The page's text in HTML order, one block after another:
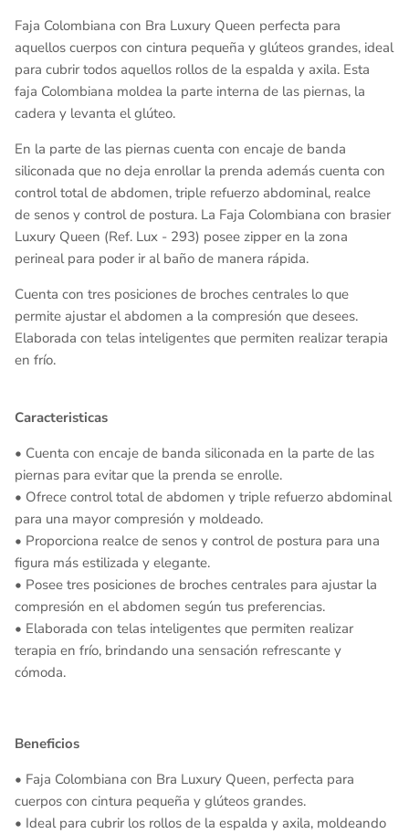
Faja Colombiana con Bra Luxury Queen perfecta para
aquellos cuerpos con cintura pequeña y glúteos grandes, ideal
para cubrir todos aquellos rollos de la espalda y axila. Esta
faja Colombiana moldea la parte interna de las piernas, la
cadera y levanta el glúteo.
En la parte de las piernas cuenta con encaje de banda
siliconada que no deja enrollar la prenda además cuenta con
control total de abdomen, triple refuerzo abdominal, realce
de senos y control de postura. La Faja Colombiana con brasier
Luxury Queen (Ref. Lux - 293) posee zipper en la zona
perineal para poder ir al baño de manera rápida.
Cuenta con tres posiciones de broches centrales lo que
permite ajustar el abdomen a la compresión que desees.
Elaborada con telas inteligentes que permiten realizar terapia
en frío.
Caracteristicas
• Cuenta con encaje de banda siliconada en la parte de las
piernas para evitar que la prenda se enrolle.
• Ofrece control total de abdomen y triple refuerzo abdominal
para una mayor compresión y moldeado.
• Proporciona realce de senos y control de postura para una
figura más estilizada y elegante.
• Posee tres posiciones de broches centrales para ajustar la
compresión en el abdomen según tus preferencias.
• Elaborada con telas inteligentes que permiten realizar
terapia en frío, brindando una sensación refrescante y
cómoda.
Beneficios
• Faja Colombiana con Bra Luxury Queen, perfecta para
cuerpos con cintura pequeña y glúteos grandes.
• Ideal para cubrir los rollos de la espalda y axila, moldeando